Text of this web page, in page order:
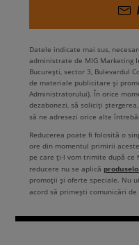
Datele indicate mai sus,
administrate de MIG Marketing
București, sector 3, Bulevardul
de materiale publicitare și
Administratorului). În orice
dezabonezi, să soliciți
să ne adresezi orice alte
Reducerea poate fi folosită o
ore din momentul primirii
pe care ți-l vom trimite după ce
reducere nu se aplică
promoții și oferte speciale. Nu
acord să primești comunicări de